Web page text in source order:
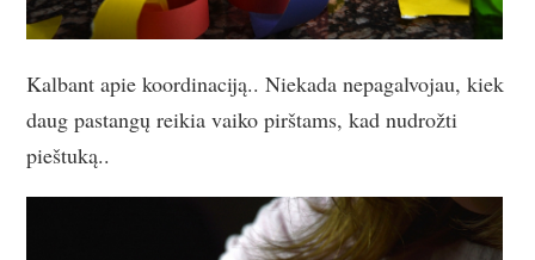
Kalbant apie koordinaciją.. Niekada nepagalvojau, kiek
daug pastangų reikia vaiko pirštams, kad nudrožti
pieštuką..